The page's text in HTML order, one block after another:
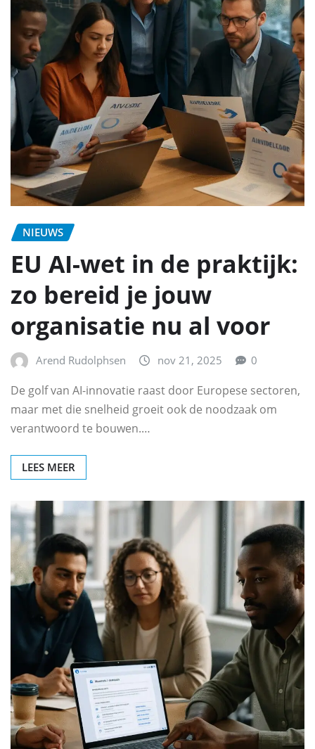
NIEUWS
EU AI-wet in de praktijk:
zo bereid je jouw
organisatie nu al voor
Arend Rudolphsen nov 21, 2025 0
De golf van AI-innovatie raast door Europese sectoren,
maar met die snelheid groeit ook de noodzaak om
verantwoord te bouwen.…
LEES MEER